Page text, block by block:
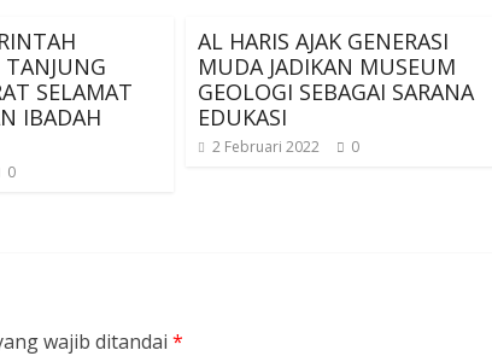
SELAMAT
IBADAH
0
AL HARIS AJAK GENERASI
MUDA JADIKAN MUSEUM
GEOLOGI SEBAGAI SARANA
EDUKASI
2 Februari 2022 0
wajib ditandai *